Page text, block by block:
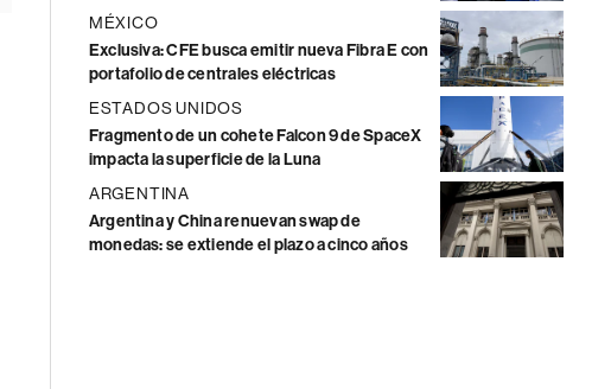
MÉXICO
Exclusiva: CFE busca emitir nueva Fibra E con
portafolio de centrales eléctricas
ESTADOS UNIDOS
Fragmento de un cohete Falcon 9 de SpaceX
impacta la superficie de la Luna
ARGENTINA
Argentina y China renuevan swap de
monedas: se extiende el plazo a cinco años